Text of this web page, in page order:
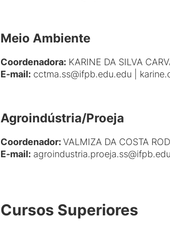
Meio Ambiente
Coordenadora: KARINE DA SILVA
E-mail: cctma.ss@ifpb.edu.edu |
Agroindústria/Proeja
Coordenador:VALMIZA DA COSTA
E-mail:
Cursos Superiores